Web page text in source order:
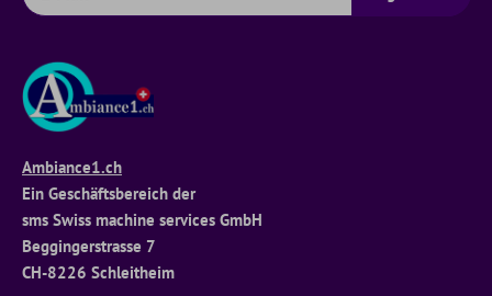
Ambiance1.ch
Ein Geschäftsbereich der
sms Swiss machine services GmbH
Beggingerstrasse 7
CH-8226 Schleitheim